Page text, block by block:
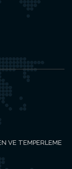
VE TEMPERLEME